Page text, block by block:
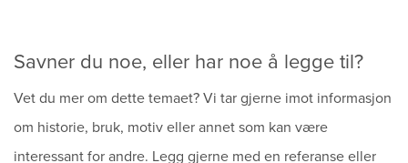
Savner du noe, eller har noe å legge til?
Vet du mer om dette temaet? Vi tar gjerne imot informasjon
om historie, bruk, motiv eller annet som kan være
interessant for andre. Legg gjerne med en referanse eller